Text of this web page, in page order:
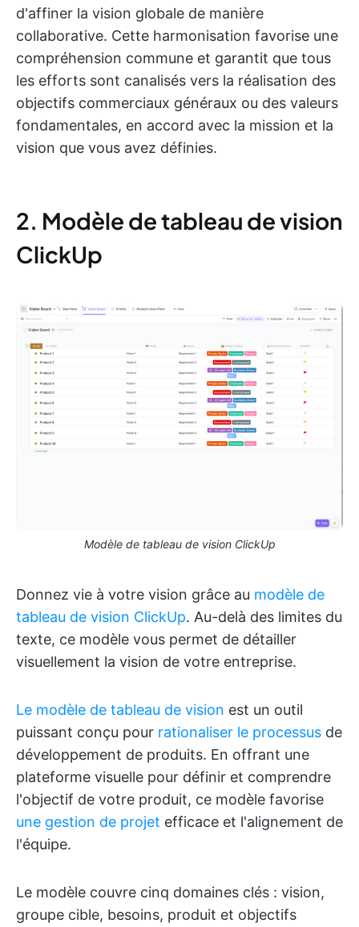
d'affiner la vision globale de manière
collaborative. Cette harmonisation favorise une
compréhension commune et garantit que tous
les efforts sont canalisés vers la réalisation des
objectifs commerciaux généraux ou des valeurs
fondamentales, en accord avec la mission et la
vision que vous avez définies.
2. Modèle de tableau de vision
ClickUp
Modèle de tableau de vision ClickUp
Donnez vie à votre vision grâce au modèle de
tableau de vision ClickUp. Au-delà des limites du
texte, ce modèle vous permet de détailler
visuellement la vision de votre entreprise.
Le modèle de tableau de vision est un outil
puissant conçu pour rationaliser le processus de
développement de produits. En offrant une
plateforme visuelle pour définir et comprendre
l'objectif de votre produit, ce modèle favorise
une gestion de projet efficace et l'alignement de
l'équipe.
Le modèle couvre cinq domaines clés : vision,
groupe cible, besoins, produit et objectifs